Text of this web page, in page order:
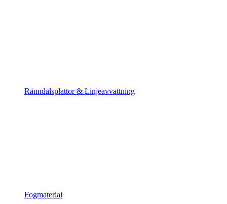
Ränndalsplattor & Linjeavvattning
Fogmaterial